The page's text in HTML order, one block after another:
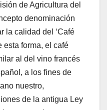
de Agricultura del
denominación
la calidad del ‘Café
esta forma, el café
al del vino francés
a los fines de
nuestro,
de la antigua Ley